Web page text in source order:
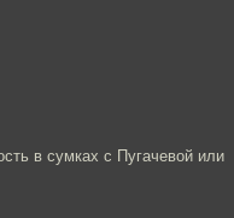
в сумках с Пугачевой или